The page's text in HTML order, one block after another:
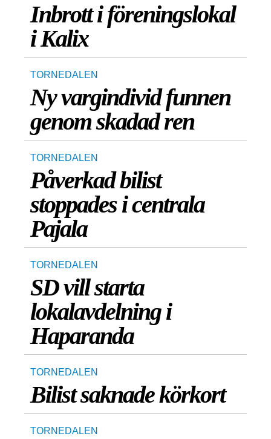
Inbrott i föreningslokal
i Kalix
TORNEDALEN
Ny vargindivid funnen
genom skadad ren
TORNEDALEN
Påverkad bilist
stoppades i centrala
Pajala
TORNEDALEN
SD vill starta
lokalavdelning i
Haparanda
TORNEDALEN
Bilist saknade körkort
TORNEDALEN